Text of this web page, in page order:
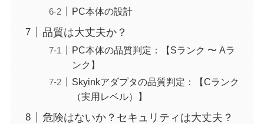
PC本体の設計
品質は大丈夫か？
PC本体の品質判定：【Sランク 〜 Aラ
ンク】
Skyinkアダプタの品質判定：【Cランク
（実用レベル）】
危険はないか？セキュリティは大丈夫？